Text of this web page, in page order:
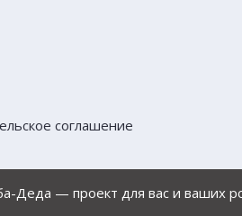
соглашение
Деда — проект для вас и ваших